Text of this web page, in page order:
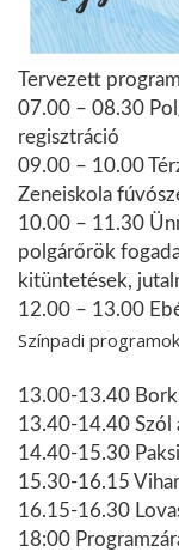
Tervezett
07.00 – 08.30
regisztráció
09.00 – 10.00
Zeneiskola
10.00 – 11.30
polgárőrök
kitüntetések,
12.00 – 13.00
Színpadi
13.00-13.40
13.40-14.40 Szól
14.40-15.30
15.30-16.15
16.15-16.30
18:00